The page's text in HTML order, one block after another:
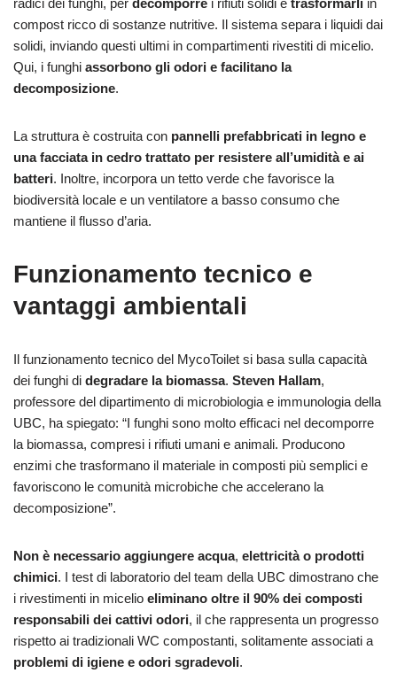
compost ricco di sostanze nutritive. Il sistema separa i liquidi dai
solidi, inviando questi ultimi in compartimenti rivestiti di micelio.
Qui, i funghi assorbono gli odori e facilitano la
decomposizione.
La struttura è costruita con pannelli prefabbricati in legno e
una facciata in cedro trattato per resistere all’umidità e ai
batteri. Inoltre, incorpora un tetto verde che favorisce la
biodiversità locale e un ventilatore a basso consumo che
mantiene il flusso d’aria.
Funzionamento tecnico e
vantaggi ambientali
Il funzionamento tecnico del MycoToilet si basa sulla capacità
dei funghi di degradare la biomassa. Steven Hallam,
professore del dipartimento di microbiologia e immunologia della
UBC, ha spiegato: “I funghi sono molto efficaci nel decomporre
la biomassa, compresi i rifiuti umani e animali. Producono
enzimi che trasformano il materiale in composti più semplici e
favoriscono le comunità microbiche che accelerano la
decomposizione”.
Non è necessario aggiungere acqua, elettricità o prodotti
chimici. I test di laboratorio del team della UBC dimostrano che
i rivestimenti in micelio eliminano oltre il 90% dei composti
responsabili dei cattivi odori, il che rappresenta un progresso
rispetto ai tradizionali WC compostanti, solitamente associati a
problemi di igiene e odori sgradevoli.